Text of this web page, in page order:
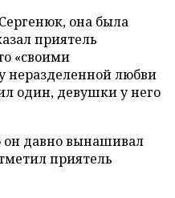
она была
приятель
«своими
неразделенной любви
один, девушки у него
он давно вынашивал
приятель